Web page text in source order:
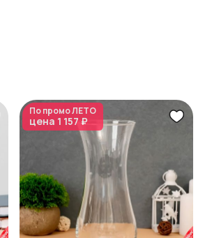
По промоЛЕТО
цена 1 157 ₽